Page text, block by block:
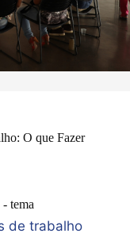
O que Fazer
tema
de trabalho